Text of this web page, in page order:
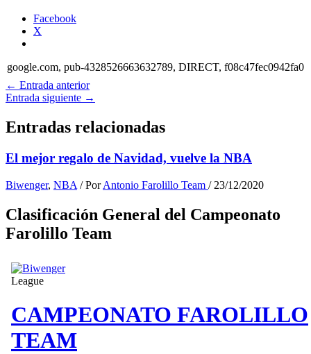
Facebook
X
google.com, pub-4328526663632789, DIRECT, f08c47fec0942fa0
← Entrada anterior
Entrada siguiente →
Entradas relacionadas
El mejor regalo de Navidad, vuelve la NBA
Biwenger, NBA / PorAntonio Farolillo Team / 23/12/2020
Clasificación General del Campeonato
Farolillo Team